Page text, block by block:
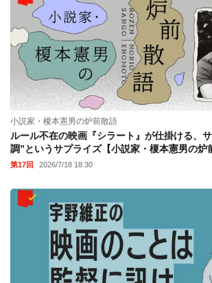
小説家・榎本憲男の炉前散語
ルール不在の映画『シラート』が仕掛ける、
調”というサプライズ【小説家・榎本憲男の炉
第17回 2026/7/18 18:30